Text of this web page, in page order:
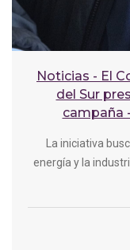
Noticias - El
del Sur
campaña
La iniciativa
energía y la